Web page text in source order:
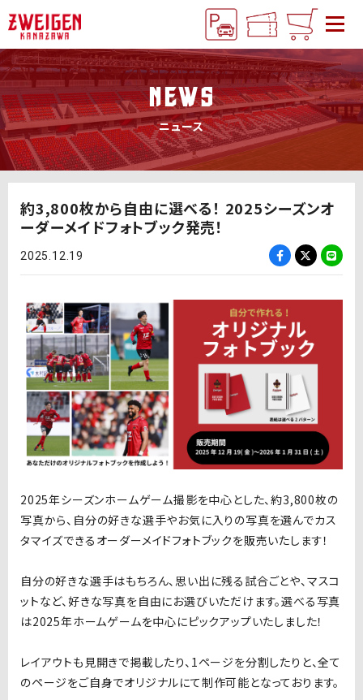
NEWS
ニュース
約3,800枚から自由に選べる！ 2025シーズンオ
ーダーメイドフォトブック発売！
2025.12.19
2025年シーズンホームゲーム撮影を中心とした、約3,800枚の
写真から、自分の好きな選手やお気に入りの写真を選んでカス
タマイズできるオーダーメイドフォトブックを販売いたします！
自分の好きな選手はもちろん、思い出に残る試合ごとや、マスコ
ットなど、好きな写真を自由にお選びいただけます。選べる写真
は2025年ホームゲームを中心にピックアップいたしました！
レイアウトも見開きで掲載したり、 1 ページを分割したりと、全て
のページをご自身でオリジナルにて制作可能となっております。